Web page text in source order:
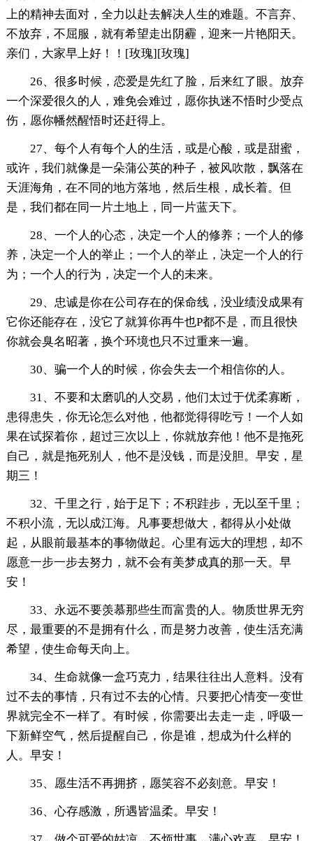
上的精神去面对，全力以赴去解决人生的难题。不言弃、
不放弃，不屈服，就有希望走出阴霾，迎来一片艳阳天。
亲们，大家早上好！！[玫瑰][玫瑰]
26、很多时候，恋爱是先红了脸，后来红了眼。放弃
一个深爱很久的人，难免会难过，愿你执迷不悟时少受点
伤，愿你幡然醒悟时还赶得上。
27、每个人有每个人的生活，或是心酸，或是甜蜜，
或许，我们就像是一朵蒲公英的种子，被风吹散，飘落在
天涯海角，在不同的地方落地，然后生根，成长着。但
是，我们都在同一片土地上，同一片蓝天下。
28、一个人的心态，决定一个人的修养；一个人的修
养，决定一个人的举止；一个人的举止，决定一个人的行
为；一个人的行为，决定一个人的未来。
29、忠诚是你在公司存在的保命线，没业绩没成果有
它你还能存在，没它了就算你再牛也P都不是，而且很快
你就会臭名昭著，换个环境也只不过重来一遍。
30、骗一个人的时候，你会失去一个相信你的人。
31、不要和太磨叽的人交易，他们太过于优柔寡断，
患得患失，你无论怎么对他，他都觉得得吃亏！一个人如
果在试探着你，超过三次以上，你就放弃他！他不是拖死
自己，就是拖死别人，他不是没钱，而是没胆。早安，星
期三！
32、千里之行，始于足下；不积跬步，无以至千里；
不积小流，无以成江海。凡事要想做大，都得从小处做
起，从眼前最基本的事物做起。心里有远大的理想，却不
愿意一步一步去努力，就不会有美梦成真的那一天。早
安！
33、永远不要羡慕那些生而富贵的人。物质世界无穷
尽，最重要的不是拥有什么，而是努力改善，使生活充满
希望，使生命每天向上。
34、生命就像一盒巧克力，结果往往出人意料。没有
过不去的事情，只有过不去的心情。只要把心情变一变世
界就完全不一样了。有时候，你需要出去走一走，呼吸一
下新鲜空气，然后提醒自己，你是谁，想成为什么样的
人。早安！
35、愿生活不再拥挤，愿笑容不必刻意。早安！
36、心存感激，所遇皆温柔。早安！